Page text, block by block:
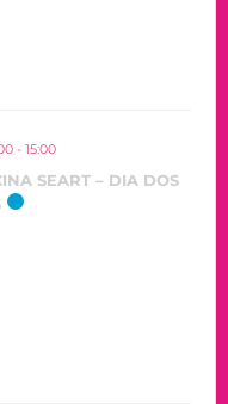
- 15:00
SEART – DIA DOS